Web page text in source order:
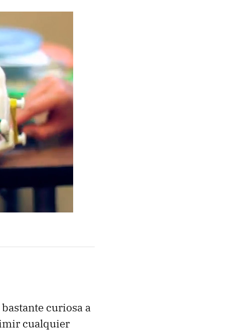
curiosa a
cualquier